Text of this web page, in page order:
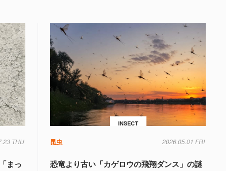
THU
まっ
INSECT
昆虫 2026.05.01 FRI
恐竜より古い「カゲロウの飛翔ダンス」の謎